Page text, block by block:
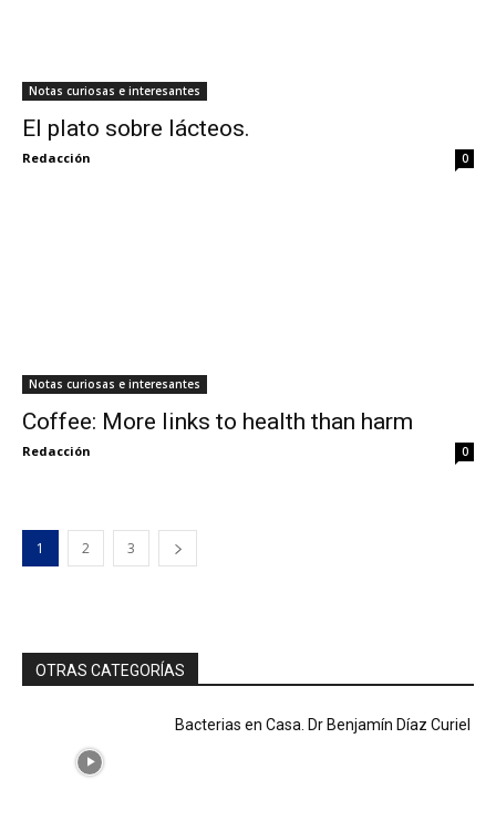
Notas curiosas e interesantes
El plato sobre lácteos.
Redacción 0
Notas curiosas e interesantes
Coffee: More links to health than harm
Redacción 0
1 2 3
OTRAS CATEGORÍAS
Bacterias en Casa. Dr Benjamín Díaz Curiel